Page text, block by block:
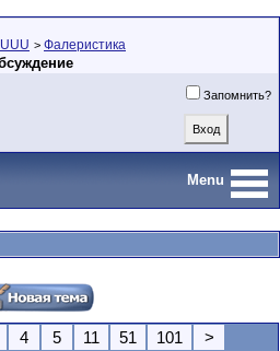
> Фалеристика
Запомнить?
Menu
4 5 11 51 101
>